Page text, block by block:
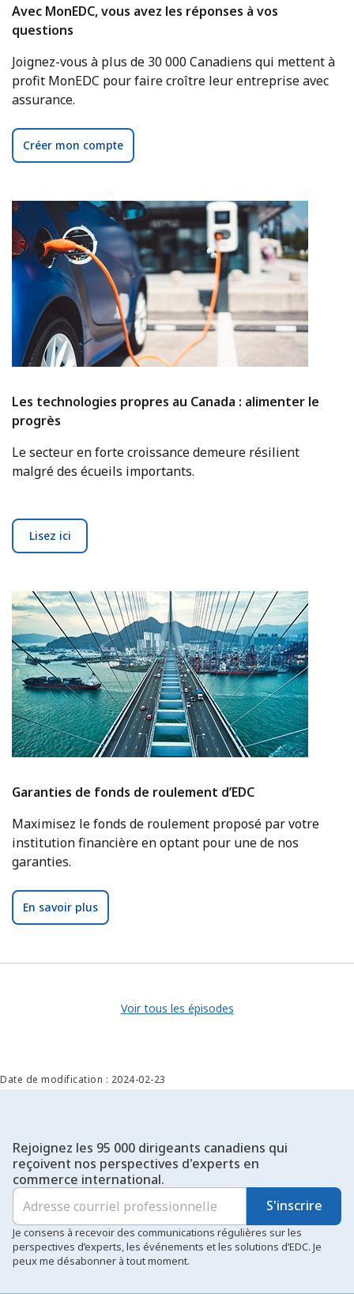
Avec MonEDC, vous avez les réponses à vos
questions
Joignez-vous à plus de 30 000 Canadiens qui mettent à
profit MonEDC pour faire croître leur entreprise avec
assurance.
Créer mon compte
Les technologies propres au Canada : alimenter le
progrès
Le secteur en forte croissance demeure résilient
malgré des écueils importants.
Lisez ici
Garanties de fonds de roulement d’EDC
Maximisez le fonds de roulement proposé par votre
institution financière en optant pour une de nos
garanties.
En savoir plus
Voir tous les épisodes
Date de modification : 2024-02-23
Rejoignez les 95 000 dirigeants canadiens qui
reçoivent nos perspectives d'experts en
commerce international.
S'inscrire
Je consens à recevoir des communications régulières sur les
perspectives d’experts, les événements et les solutions d’EDC. Je
peux me désabonner à tout moment.